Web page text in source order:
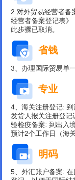
2.对外贸易经营者备
经营者备案登记表》
此步骤已取消。
省钱
3、办理国际贸易单
专业
4、海关注册登记:
发货人报关注册登
验检疫备案: 到出入
预计2个工作日（海
明码
5、外汇账户备案: